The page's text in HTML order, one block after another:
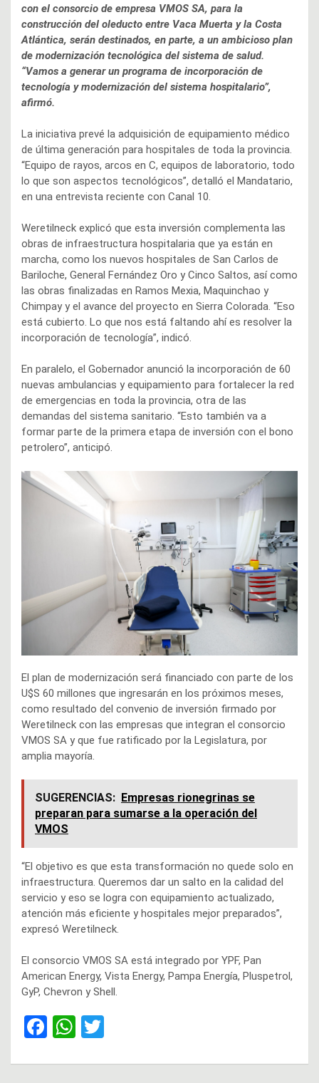
con el consorcio de empresa VMOS SA, para la
construcción del oleducto entre Vaca Muerta y la Costa
Atlántica, serán destinados, en parte, a un ambicioso plan
de modernización tecnológica del sistema de salud.
“Vamos a generar un programa de incorporación de
tecnología y modernización del sistema hospitalario”,
afirmó.
La iniciativa prevé la adquisición de equipamiento médico
de última generación para hospitales de toda la provincia.
“Equipo de rayos, arcos en C, equipos de laboratorio, todo
lo que son aspectos tecnológicos”, detalló el Mandatario,
en una entrevista reciente con Canal 10.
Weretilneck explicó que esta inversión complementa las
obras de infraestructura hospitalaria que ya están en
marcha, como los nuevos hospitales de San Carlos de
Bariloche, General Fernández Oro y Cinco Saltos, así como
las obras finalizadas en Ramos Mexia, Maquinchao y
Chimpay y el avance del proyecto en Sierra Colorada. “Eso
está cubierto. Lo que nos está faltando ahí es resolver la
incorporación de tecnología”, indicó.
En paralelo, el Gobernador anunció la incorporación de 60
nuevas ambulancias y equipamiento para fortalecer la red
de emergencias en toda la provincia, otra de las
demandas del sistema sanitario. “Esto también va a
formar parte de la primera etapa de inversión con el bono
petrolero”, anticipó.
El plan de modernización será financiado con parte de los
U$S 60 millones que ingresarán en los próximos meses,
como resultado del convenio de inversión firmado por
Weretilneck con las empresas que integran el consorcio
VMOS SA y que fue ratificado por la Legislatura, por
amplia mayoría.
SUGERENCIAS: Empresas rionegrinas se
preparan para sumarse a la operación del
VMOS
“El objetivo es que esta transformación no quede solo en
infraestructura. Queremos dar un salto en la calidad del
servicio y eso se logra con equipamiento actualizado,
atención más eficiente y hospitales mejor preparados”,
expresó Weretilneck.
El consorcio VMOS SA está integrado por YPF, Pan
American Energy, Vista Energy, Pampa Energía, Pluspetrol,
GyP, Chevron y Shell.
F
ce
W
at tt